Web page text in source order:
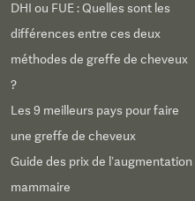
DHI ou FUE : Quelles sont les
différences entre ces deux
méthodes de greffe de cheveux
?
Les 9 meilleurs pays pour faire
une greffe de cheveux
Guide des prix de l’augmentation
mammaire